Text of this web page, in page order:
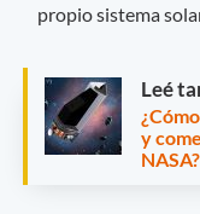
propio sistema
Leé
y
NASA?